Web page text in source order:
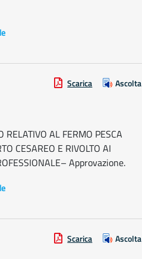
Scarica Ascolta
RELATIVO AL FERMO PESCA
CESAREO E RIVOLTO AI
Approvazione.
Scarica Ascolta